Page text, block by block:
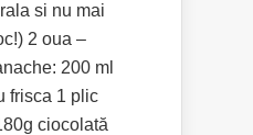
si nu mai
2 oua –
200 ml
frisca 1 plic
ciocolată